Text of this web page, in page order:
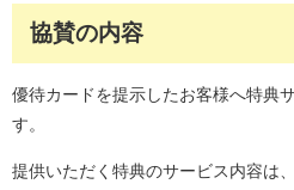
協賛の内容
優待カードを提示したお客様へ特典
す。
提供いただく特典のサービス内容は